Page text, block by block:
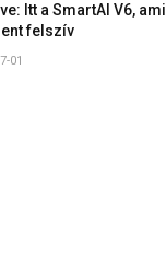
Itt a SmartAI V6, ami
felszív
01